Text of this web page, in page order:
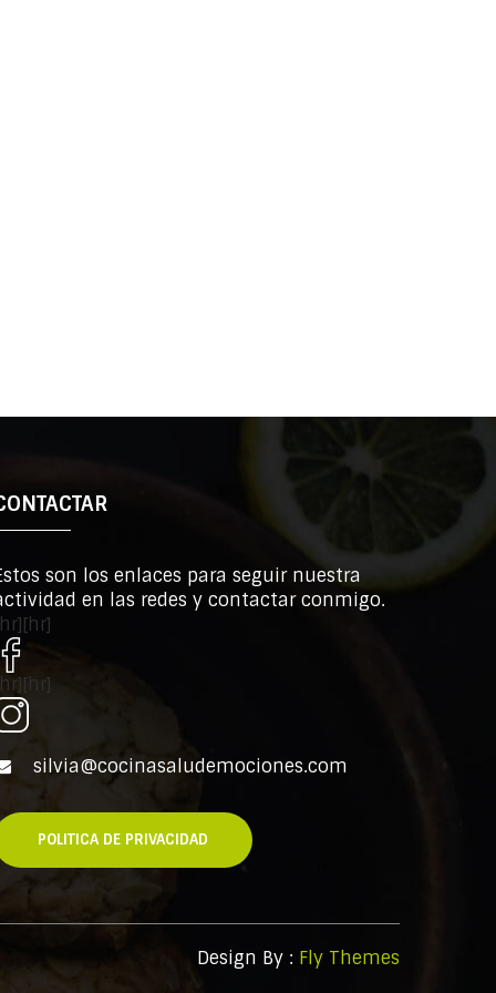
son los enlaces para seguir nuestra
en las redes y contactar conmigo.
silvia@cocinasaludemociones.com
POLITICA DE PRIVACIDAD
Design By : Fly Themes